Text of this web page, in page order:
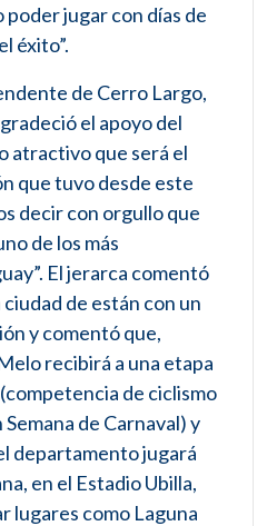
poder jugar con días de
éxito”.
de Cerro Largo,
el apoyo del
atractivo que será el
que tuvo desde este
decir con orgullo que
de los más
El jerarca comentó
de están con un
y comentó que,
recibirá a una etapa
de ciclismo
de Carnaval) y
departamento jugará
en el Estadio Ubilla,
lugares como Laguna